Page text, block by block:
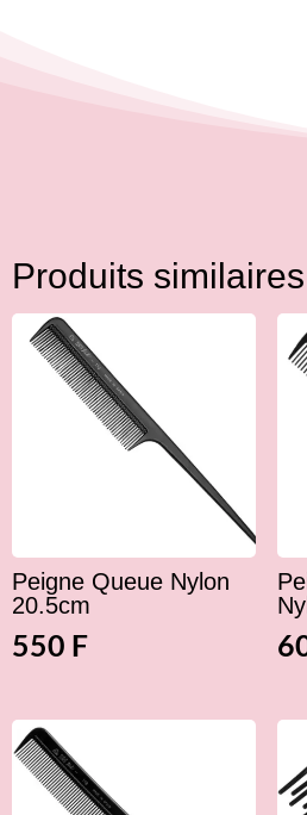
Produits similaires
Peigne Queue Nylon
20.5cm
550 F